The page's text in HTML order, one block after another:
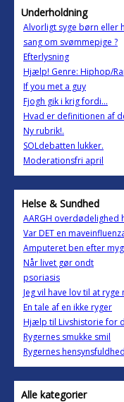
Underholdning
Alvorligt syge børn eller
sang om svømmepige ?
Efterlysning
Hjælp! Genre: Hiphop/
If you met a guy
Fjogh gik i krig fordi...
Hvad er definitionen af
Ny rubrik!.
SOLdebatten lukker.
Moderationsfri april
Helse & Sundhed
AARGH overdødelighed
Var DET en
Amputeret ben efter
Når livet gør ondt
psoriasis
Jeg vil have lov til at ryge
En tale af en ikke ryger
Hjælp til Livshistorie for
Rygernes smukke smil
Rygernes hensynsfuldhed
Alle kategorier